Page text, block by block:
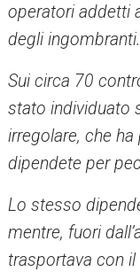
operatori addetti
degli ingombranti.
Sui circa 70
stato individuato
irregolare, che
dipendete per
Lo stesso
mentre, fuori
trasportava con